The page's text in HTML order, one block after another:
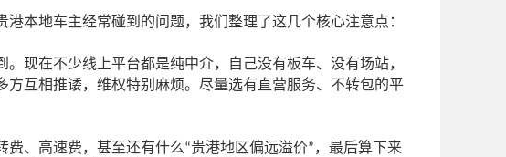
本地车主经常碰到的问题，我们整理了这几个核心注意点：
现在不少线上平台都是纯中介，自己没有板车、没有场站，
互相推诿，维权特别麻烦。尽量选有直营服务、不转包的平
费、高速费，甚至还有什么“贵港地区偏远溢价”，最后算下来